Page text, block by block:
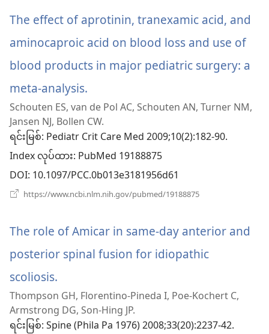
တယ်)
နေ
တယ်)
The effect of aprotinin, tranexamic acid, and
aminocaproic acid on blood loss and use of
blood products in major pediatric surgery: a
meta-analysis.
အသစ်
ဖွ
င့်
နေ
ပါ
တယ်)
Schouten ES, van de Pol AC, Schouten AN, Turner NM,
Jansen NJ, Bollen CW.
ရင်းမြစ်‎: Pediatr Crit Care Med 2009;10(2):182-90.
Index လုပ်ထား‎: PubMed 19188875
DOI‎: 10.1097/PCC.0b013e3181956d61
https://www.ncbi.nlm.nih.gov/pubmed/19188875
နေ
ပါ
တယ်)
The role of Amicar in same-day anterior and
posterior spinal fusion for idiopathic
scoliosis.
အသစ်
ဖွ
Thompson GH, Florentino-Pineda I, Poe-Kochert C,
Armstrong DG, Son-Hing JP.
ရင်းမြစ်‎: Spine (Phila Pa 1976) 2008;33(20):2237-42.